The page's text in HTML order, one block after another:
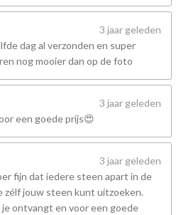
3 jaar geleden
dag al verzonden en super
nog mooier dan op de foto
3 jaar geleden
een goede prijs😍
3 jaar geleden
fijn dat iedere steen apart in de
zélf jouw steen kunt uitzoeken.
ontvangt en voor een goede